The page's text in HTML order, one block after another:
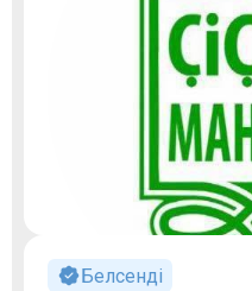
Белсенді